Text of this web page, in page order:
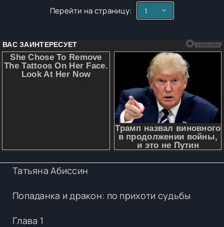
Перейти на страницу:
Татьяна Абиссин
Попаданка и дракон: по прихоти судьбы
Глава 1